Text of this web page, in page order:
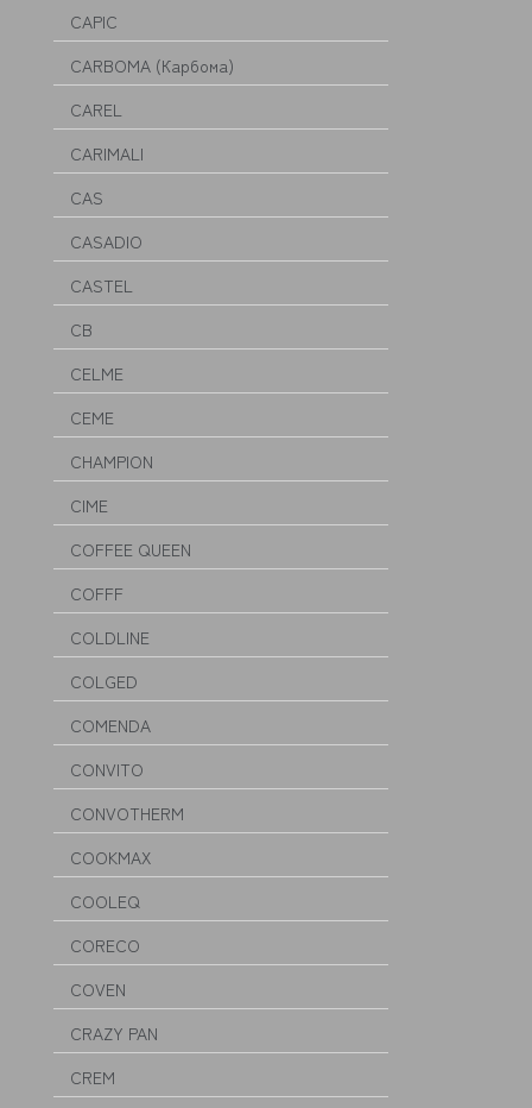
CAPIC
CARBOMA (Карбома)
CAREL
CARIMALI
CAS
CASADIO
CASTEL
CB
CELME
CEME
CHAMPION
CIME
COFFEE QUEEN
COFFF
COLDLINE
COLGED
COMENDA
CONVITO
CONVOTHERM
COOKMAX
COOLEQ
CORECO
COVEN
CRAZY PAN
CREM